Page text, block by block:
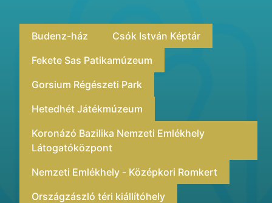
Budenz-ház
Csók István Képtár
Fekete Sas Patikamúzeum
Gorsium Régészeti Park
Hetedhét Játékmúzeum
Koronázó Bazilika Nemzeti Emlékhely
Látogatóközpont
Nemzeti Emlékhely - Középkori Romkert
Országzászló téri kiállítóhely